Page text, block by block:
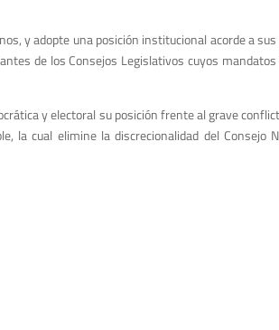
y adopte una posición institucional acorde a
de los Consejos Legislativos cuyos
y electoral su posición frente al grave
cual elimine la discrecionalidad del Consejo